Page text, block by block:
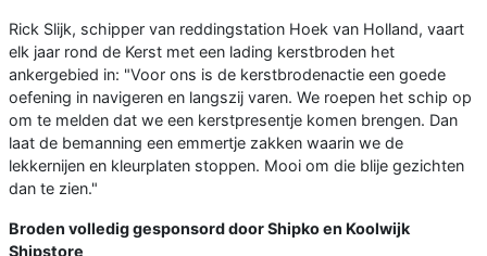
Rick Slijk, schipper van reddingstation Hoek van Holland, vaart
elk jaar rond de Kerst met een lading kerstbroden het
ankergebied in: "Voor ons is de kerstbrodenactie een goede
oefening in navigeren en langszij varen. We roepen het schip op
om te melden dat we een kerstpresentje komen brengen. Dan
laat de bemanning een emmertje zakken waarin we de
lekkernijen en kleurplaten stoppen. Mooi om die blije gezichten
dan te zien."
Broden volledig gesponsord door Shipko en Koolwijk
Shipstore